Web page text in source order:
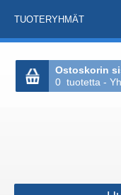
TUOTERYHMÄT
Ostoskorin
0 tuotetta -